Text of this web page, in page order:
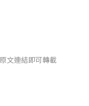
文連結即可轉載